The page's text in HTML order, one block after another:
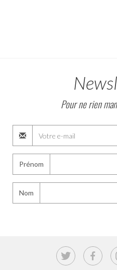
Pour ne rien
Prénom
Nom